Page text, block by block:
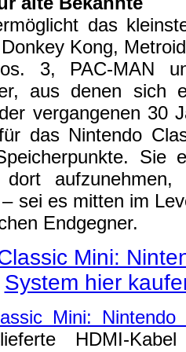
das
Kong,
3, PAC-MAN
aus denen sich
vergangenen 30
das Nintendo
Sie
dort
sei es mitten im
Endgegner.
Mini:
System hier
Mini: Nintendo
HDMI-